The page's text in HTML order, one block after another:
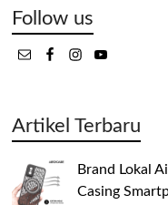
Follow us
Artikel Terbaru
Brand Lokal
Casing